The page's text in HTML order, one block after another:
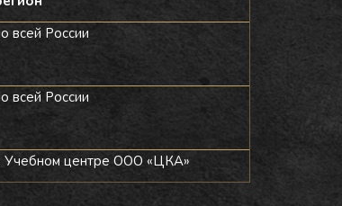
всей России
всей России
Учебном центре ООО «ЦКА»